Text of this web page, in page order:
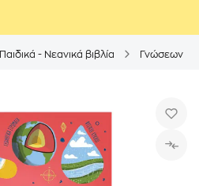
Παιδικά - Νεανικά βιβλία Γνώσεων